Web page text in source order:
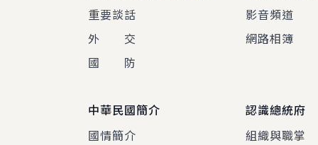
重要談話
外 交
國 防
影音頻道
網路相簿
中華民國簡介
國情簡介
認識總統府
組織與職掌